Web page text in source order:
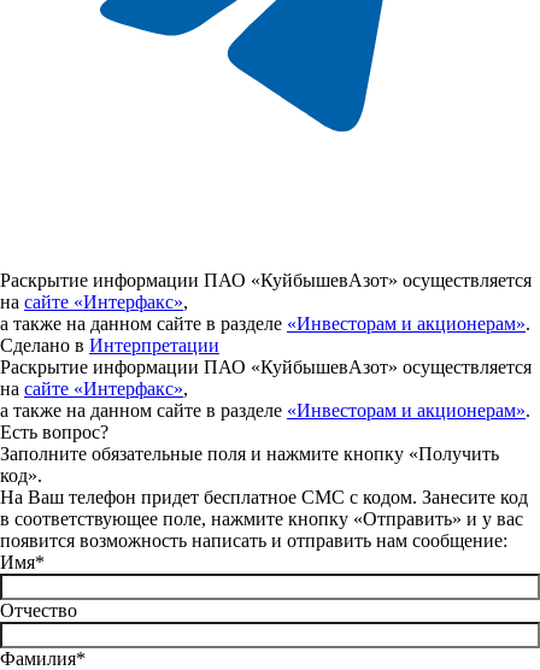
Раскрытие информации ПАО «КуйбышевАзот» осуществляется
на сайте «Интерфакс»,
а также на данном сайте в разделе «Инвесторам и акционерам».
Сделано в Интерпретации
Раскрытие информации ПАО «КуйбышевАзот» осуществляется
на сайте «Интерфакс»,
а также на данном сайте в разделе «Инвесторам и акционерам».
Есть вопрос?
Заполните обязательные поля и нажмите кнопку «Получить
код».
На Ваш телефон придет бесплатное СМС с кодом. Занесите код
в соответствующее поле, нажмите кнопку «Отправить» и у вас
появится возможность написать и отправить нам сообщение:
Имя*
Отчество
Фамилия*